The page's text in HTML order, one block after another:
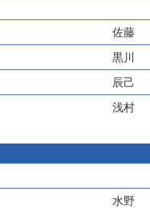
佐藤
黒川
辰己
浅村
水野